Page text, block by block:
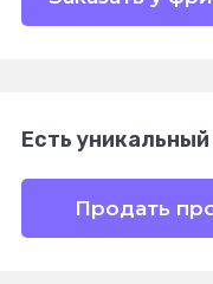
Есть
Продать